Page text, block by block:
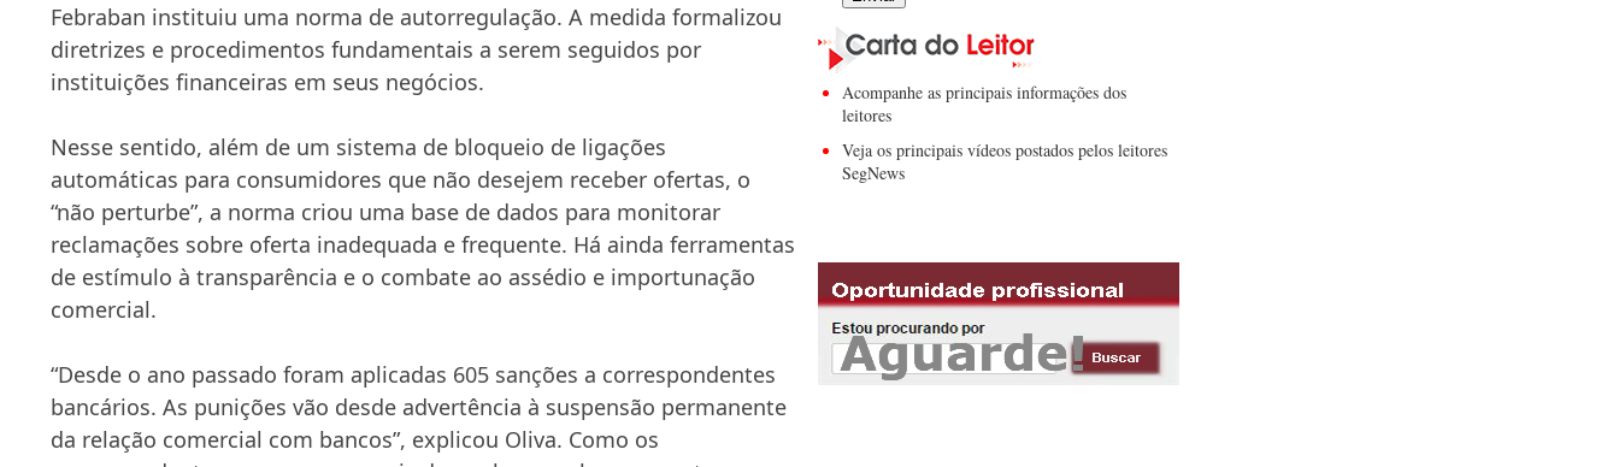
Febraban instituiu uma norma de autorregulação. A medida formalizou
diretrizes e procedimentos fundamentais a serem seguidos por
instituições financeiras em seus negócios.
Nesse sentido, além de um sistema de bloqueio de ligações
automáticas para consumidores que não desejem receber ofertas, o
“não perturbe”, a norma criou uma base de dados para monitorar
reclamações sobre oferta inadequada e frequente. Há ainda ferramentas
de estímulo à transparência e o combate ao assédio e importunação
comercial.
“Desde o ano passado foram aplicadas 605 sanções a correspondentes
bancários. As punições vão desde advertência à suspensão permanente
da relação comercial com bancos”, explicou Oliva. Como os
Acompanhe as principais informações dos
leitores
Veja os principais vídeos postados pelos leitores
SegNews